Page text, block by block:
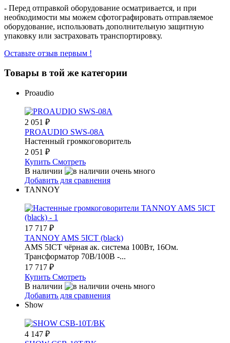
- Перед отправкой оборудование осматривается, и при
необходимости мы можем сфотографировать отправляемое
оборудование, использовать дополнительную защитную
упаковку или застраховать транспортировку.
Оставьте отзыв первым !
Товары в той же категории
Proaudio
2 051 ₽
PROAUDIO SWS-08A
Настенный громкоговоритель
2 051 ₽
Купить Смотреть
В наличии
Добавить для сравнения
TANNOY
17 717 ₽
TANNOY AMS 5ICT (black)
AMS 5ICT чёрная ак. система 100Вт, 16Ом.
Трансформатор 70В/100В -...
17 717 ₽
Купить Смотреть
В наличии
Добавить для сравнения
Show
4 147 ₽